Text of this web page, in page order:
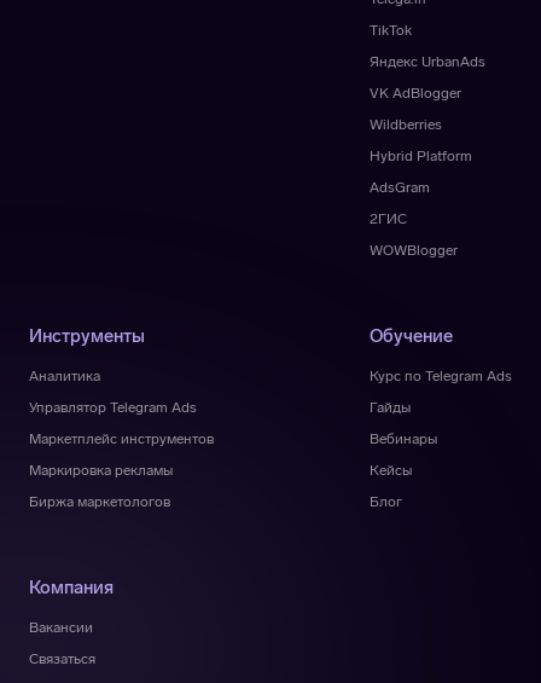
TikTok
Яндекс UrbanAds
VK AdBlogger
Wildberries
Hybrid Platform
AdsGram
2ГИС
WOWBlogger
Инструменты
Аналитика
Управлятор Telegram Ads
Маркетплейс инструментов
Маркировка рекламы
Биржа маркетологов
Обучение
Курс по Telegram Ads
Гайды
Вебинары
Кейсы
Блог
Компания
Вакансии
Связаться